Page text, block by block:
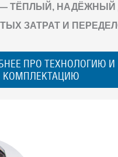
— ТЁПЛЫЙ, НАДЁЖНЫЙ
ЗАТРАТ И
ПРО ТЕХНОЛОГИЮ И
КОМПЛЕКТАЦИЮ